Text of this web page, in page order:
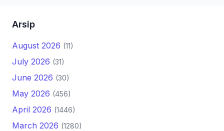
Arsip
August 2026 (11)
July 2026 (31)
June 2026 (30)
May 2026 (456)
April 2026 (1446)
March 2026 (1280)